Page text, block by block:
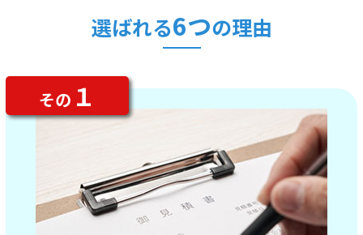
選ばれる6つの理由
その １